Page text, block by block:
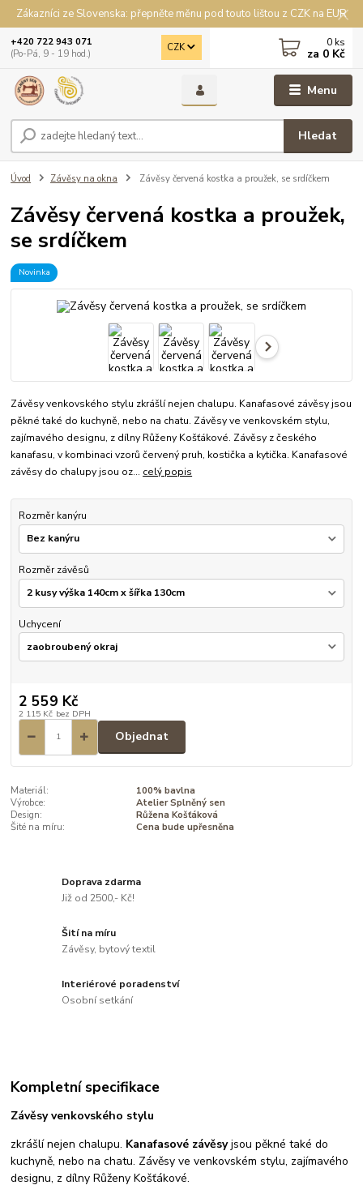
Zákazníci ze Slovenska: přepněte měnu pod touto lištou z CZK na EUR
Menu
CZK
Hledat
+420 722 943 071
(Po-Pá, 9 - 19 hod.)
0 ks
za 0 Kč
Úvod Závěsy na okna Závěsy červená kostka a proužek, se srdíčkem
Závěsy červená kostka a proužek,
se srdíčkem
Novinka
Závěsy venkovského stylu zkrášlí nejen chalupu. Kanafasové závěsy jsou
pěkné také do kuchyně, nebo na chatu. Závěsy ve venkovském stylu,
zajímavého designu, z dílny Růženy Košťákové. Závěsy z českého
kanafasu, v kombinaci vzorů červený pruh, kostička a kytička. Kanafasové
závěsy do chalupy jsou oz... celý popis
Rozměr kanýru
Rozměr závěsů
Uchycení
2 559 Kč
2 115 Kč bez DPH
Objednat
Materiál:
100% bavlna
Výrobce:
Atelier Splněný sen
Design:
Růžena Košťáková
Šité na míru:
Cena bude upřesněna
Doprava zdarma
Již od 2500,- Kč!
Šití na míru
Závěsy, bytový textil
Interiérové poradenství
Osobní setkání
Kompletní specifikace
Závěsy venkovského stylu
zkrášlí nejen chalupu. Kanafasové závěsyjsou pěkné také do
kuchyně, nebo na chatu. Závěsy ve venkovském stylu, zajímavého
designu, z dílny Růženy Košťákové.